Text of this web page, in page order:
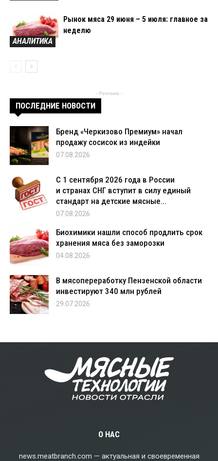
АНАЛИТИКА
Рынок мяса 29 июня – 5 июля: главное за
неделю
- Реклама -
ПОСЛЕДНИЕ НОВОСТИ
Бренд «Черкизово Премиум» начал
продажу сосисок из индейки
07.08.2026
С 1 сентября 2026 года в России
и странах СНГ вступит в силу единый
стандарт на детские мясные...
07.08.2026
Биохимики нашли способ продлить срок
хранения мяса без заморозки
04.08.2026
В мясопереработку Пензенской области
инвестируют 340 млн рублей
29.07.2026
О НАС
news.meatbranch.com — актуальная и своевременная